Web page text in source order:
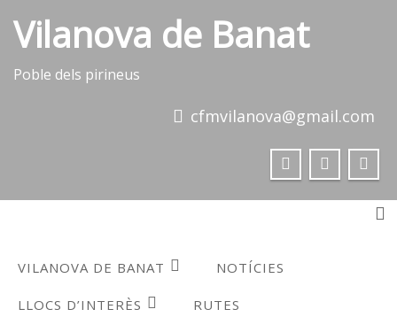
content
Vilanova de Banat
Poble dels pirineus
cfmvilanova@gmail.com
VILANOVA DE BANAT NOTÍCIES
LLOCS D’INTERÈS RUTES